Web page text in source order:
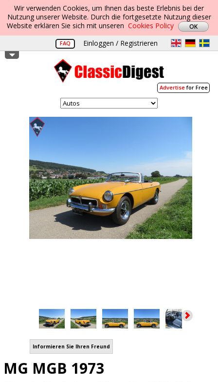
Wir verwenden Cookies, um Ihnen das beste Erlebnis bei der
Nutzung unserer Website. Durch die fortgesetzte Nutzung dieser
Website erklären Sie sich mit unseren Cookies Policy
FAQ Einloggen / Registrieren
Advertisefor Free
Informieren Sie Ihren Freund
MG MGB 1973